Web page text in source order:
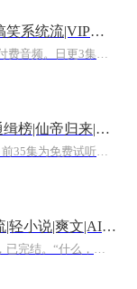
从神格开始进化|穿越玄幻搞笑系统流|VIP免费
前89集为免费试听，第90集期为付费音频。日更3集，下滑点击图片查看爆更福利详情！【内容简介】季墨穿越而来，变成了一颗神格。从此打怪升级一路进化，成为无人能挡的真正的神。番茄评分9.1，塔读2500w高人气作品！【作者/主播介绍】作者：李别浪，优秀小...
满级神格：我手撕了华夏通缉榜|仙帝归来|逼我重生吗
本作品为付费有声书，0.2元/集，前35集为免费试听。购买成功后，即可收听，可下载重复收听。【内容简介】他，重生回到穿越前，横扫千军！前世的他本是一个孤儿，幸得一对夫妇收留，过着平凡的生活。不曾想他轮番遭受打击，含恨死去后怀着对前世的不甘与悔...
诸天从分解神格开始|无限流|轻小说|爽文|AI专辑
【作品简介】第一卷：盘龙宇宙，已完结。“什么，林雷都大圆满了？”无语望天，抱大腿的想法直接破灭了。第二卷：吞噬星空，已成长至宇宙霸主，正在进行中——诸天爽文流，期待您的观看。【作者简介】古神一号【购买须知】1、本作品为付费有声书，前90集为...